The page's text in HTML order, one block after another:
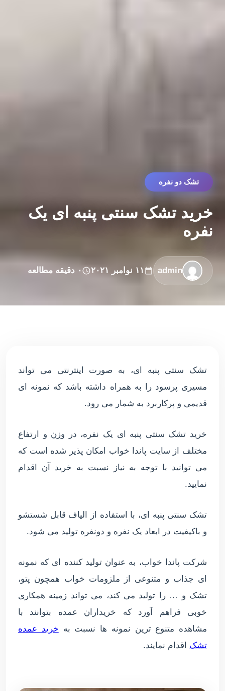
تشک دو نفره
خرید تشک سنتی پنبه ای یک
نفره
admin ۱۱ نوامبر ۲۰۲۱ ۰ دقیقه مطالعه
تشک سنتی پنبه ای، به صورت اینترنتی می تواند
مسیری پرسود را به همراه داشته باشد که نمونه ای
قدیمی و پرکاربرد به شمار می رود.
خرید تشک سنتی پنبه ای یک نفره، در وزن و ارتفاع
مختلف از سایت پاندا خواب امکان پذیر شده است که
می توانید با توجه به نیاز نسبت به خرید آن اقدام
نمایید.
تشک سنتی پنبه ای، با استفاده از الیاف قابل شستشو
و باکیفیت در ابعاد یک نفره و دونفره تولید می شود.
شرکت پاندا خواب، به عنوان تولید کننده ای که نمونه
ای جذاب و متنوعی از ملزومات خواب همچون پتو،
تشک و … را تولید می کند، می تواند زمینه همکاری
خوبی فراهم آورد که خریداران عمده بتوانند با
مشاهده متنوع ترین نمونه ها نسبت به خرید عمده
تشک اقدام نمایند.